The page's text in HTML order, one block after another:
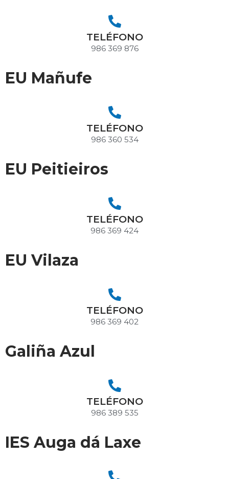
TELÉFONO
986 369 876
EU Mañufe
TELÉFONO
986 360 534
EU Peitieiros
TELÉFONO
986 369 424
EU Vilaza
TELÉFONO
986 369 402
Galiña Azul
TELÉFONO
986 389 535
IES Auga dá Laxe